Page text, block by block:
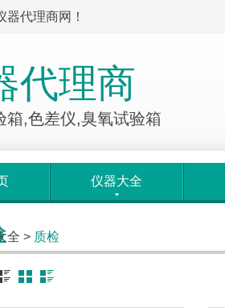
器代理商网！
代理商
箱,色差仪,臭氧试验箱
仪器大全
全 > 质检